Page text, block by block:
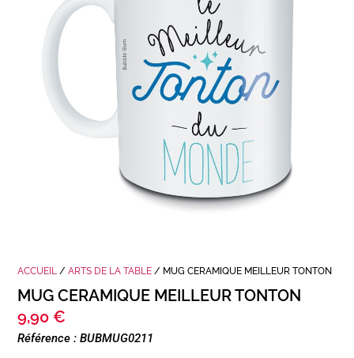
ACCUEIL /ARTS DE LA TABLE / MUG CERAMIQUE MEILLEUR TONTON
MUG CERAMIQUE MEILLEUR TONTON
9,90 €
Référence : BUBMUG0211